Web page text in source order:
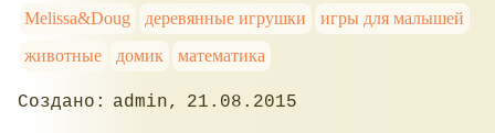
Melissa&Doug
деревянные игрушки
игры для малышей
животные
домик математика
admin 21.08.2015